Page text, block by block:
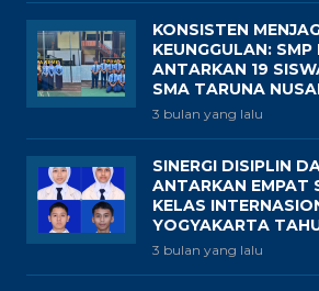
KONSISTEN
KEUNGGULAN: SMP
ANTARKAN 19
SMA TARUNA
3 bulan yang lalu
SINERGI DISIPLIN
ANTARKAN EMPAT
KELAS
YOGYAKARTA
3 bulan yang lalu